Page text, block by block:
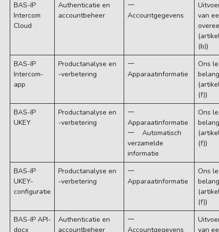
BAS-IP
Intercom
Cloud
Authenticatie en
accountbeheer
一
Accountgegevens
van
(b))
BAS-IP
Intercom-
app
Productanalyse en
-verbetering
一
Apparaatinformatie​
Ons
belang
(f))
BAS-IP
UKEY
Productanalyse en
-verbetering
一
Apparaatinformatie​
一 Automatisch
verzamelde
informatie
Ons
belang
(f))
BAS-IP
UKEY-
configuratie
Productanalyse en
-verbetering
一
Apparaatinformatie​
Ons
belang
(f))
BAS-IP API-
docx
Authenticatie en
accountbeheer
一
Accountgegevens
van